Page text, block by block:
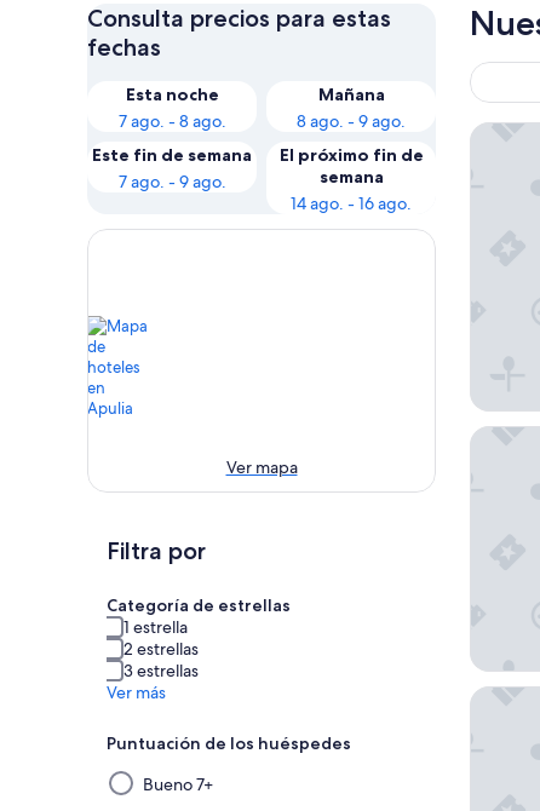
Consulta precios para estas
fechas
Esta noche
7 ago. - 8 ago.
Mañana
8 ago. - 9 ago.
Este fin de semana
7 ago. - 9 ago.
El próximo fin de
semana
14 ago. - 16 ago.
Ver mapa
Filtra por
Categoría de estrellas
1 estrella
2 estrellas
3 estrellas
Ver más
Puntuación de los huéspedes
Al
seleccionar
Bueno 7+
Borgo
Ostuni a